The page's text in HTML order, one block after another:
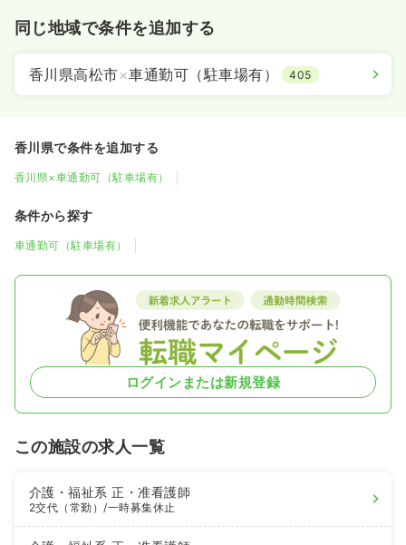
同じ地域で条件を追加する
香川県高松市×車通勤可（駐車場有） 405
香川県で条件を追加する
香川県×車通勤可（駐車場有）
条件から探す
車通勤可（駐車場有）
ログインまたは新規登録
この施設の求人一覧
介護・福祉系正・准看護師
2交代（常勤） /一時募集休止